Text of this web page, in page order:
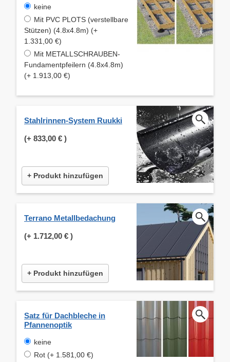
keine
Mit PVC PLOTS (verstellbare
Stützen) (4.8x4.8m) (+
1.331,00 €)
Mit METALLSCHRAUBEN-
Fundamentpfeilern (4.8x4.8m)
(+ 1.913,00 €)
Stahlrinnen-System Ruukki
(+ 833,00 € )
+ Produkt hinzufügen
Terrano Metallbedachung
(+ 1.712,00 € )
+ Produkt hinzufügen
Satz für Dachbleche in
Pfannenoptik
keine
Rot (+ 1.581,00 €)